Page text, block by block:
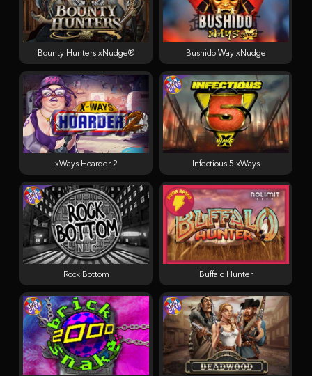
Rock Bottom
xWays Hoarder 2
Bounty Hunters xNudge®
Buffalo Hunter
Infectious 5 xWays
Bushido Way xNudge